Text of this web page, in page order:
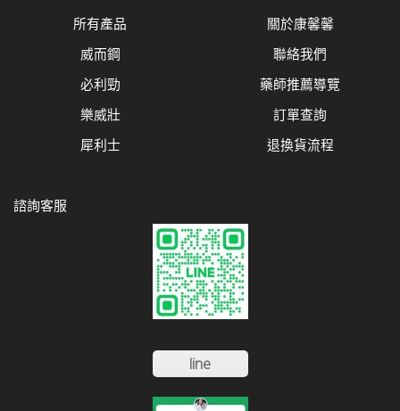
所有產品
威而鋼
必利勁
樂威壯
犀利士
關於康馨馨
聯絡我們
藥師推薦導覽
訂單查詢
退換貨流程
諮詢客服
line